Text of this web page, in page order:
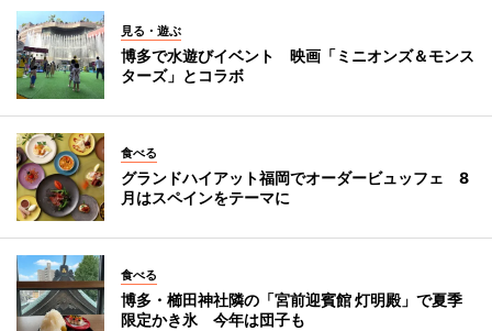
見る・遊ぶ
博多で水遊びイベント 映画「ミニオンズ＆モンス
ターズ」とコラボ
食べる
グランドハイアット福岡でオーダービュッフェ 8
月はスペインをテーマに
食べる
博多・櫛田神社隣の「宮前迎賓館 灯明殿」で夏季
限定かき氷 今年は団子も